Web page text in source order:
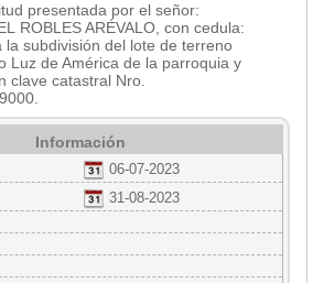
presentada por el señor:
ROBLES ARÉVALO, con cedula:
la subdivisión del lote de terreno
Luz de América de la parroquia y
clave catastral Nro.
Información
06-07-2023
31-08-2023